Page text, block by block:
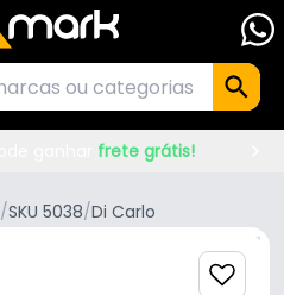
frete grátis!
/SKU 5038/Di Carlo